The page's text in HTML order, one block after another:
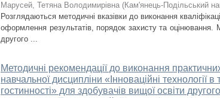
Марусей, Тетяна Володимирівна (Кам'янець-Подільський
Розглядаються методичні вказівки до виконання
оформлення результатів, порядок захисту та оцінювання.
другого ...
Методичні рекомендації до виконання
навчальної дисципліни «Інноваційні технології в
гостинності» для здобувачів вищої освіти